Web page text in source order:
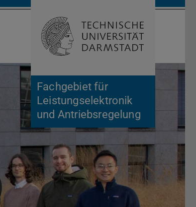
Fachgebiet für
Leistungselektronik
und Antriebsregelung
Suche öffnen